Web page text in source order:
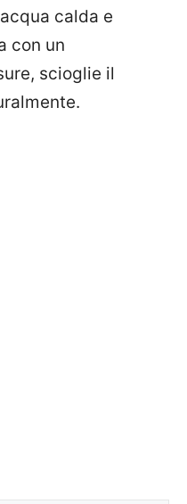
calda e
con un
scioglie il